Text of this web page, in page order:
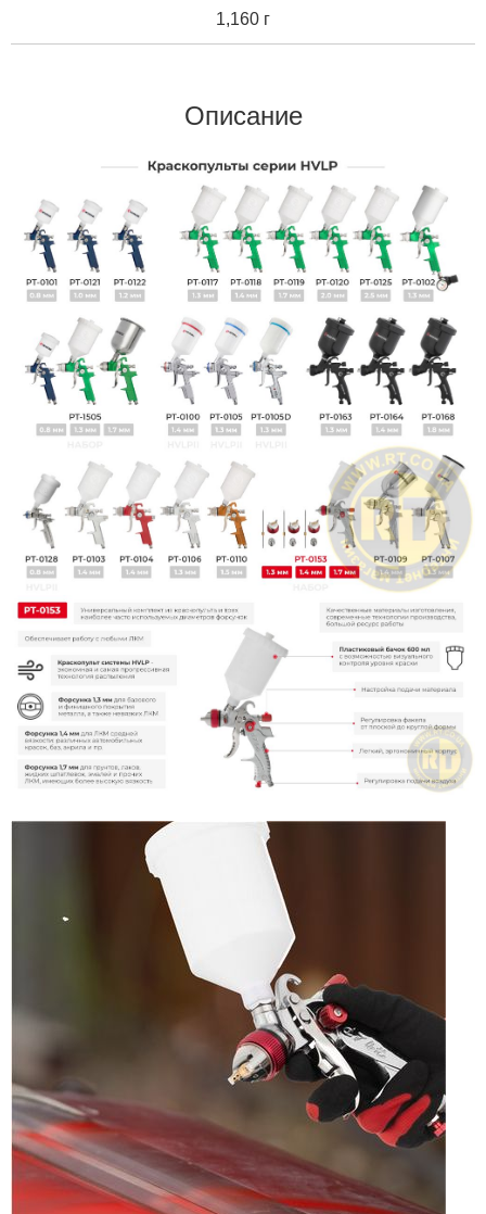
1,160 г
Описание